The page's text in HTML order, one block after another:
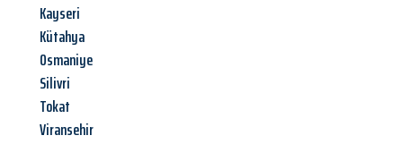
Kayseri
Kütahya
Osmaniye
Silivri
Tokat
Viransehir